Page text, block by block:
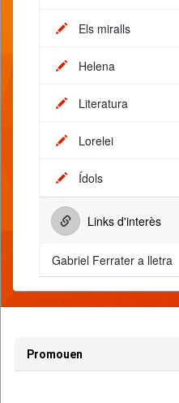
Els miralls
Helena
Literatura
Lorelei
Ídols
Links d'interès
Gabriel Ferrater a lletra
Promouen